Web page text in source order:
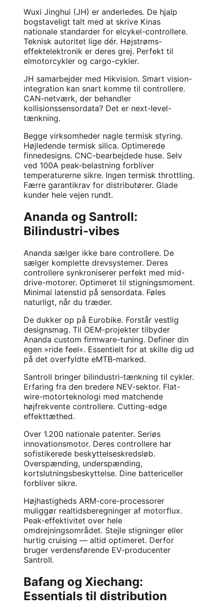
Wuxi Jinghui (JH) er anderledes. De hjalp
bogstaveligt talt med at skrive Kinas
nationale standarder for elcykel-controllere.
Teknisk autoritet lige dér. Højstrøms-
effektelektronik er deres grej. Perfekt til
elmotorcykler og cargo-cykler.
JH samarbejder med Hikvision. Smart vision-
integration kan snart komme til controllere.
CAN-netværk, der behandler
kollisionssensordata? Det er next-level-
tænkning.
Begge virksomheder nagle termisk styring.
Højledende termisk silica. Optimerede
finnedesigns. CNC-bearbejdede huse. Selv
ved 100A peak-belastning forbliver
temperaturerne sikre. Ingen termisk throttling.
Færre garantikrav for distributører. Glade
kunder hele vejen rundt.
Ananda og Santroll:
Bilindustri-vibes
Ananda sælger ikke bare controllere. De
sælger komplette drevsystemer. Deres
controllere synkroniserer perfekt med mid-
drive-motorer. Optimeret til stigningsmoment.
Minimal latenstid på sensordata. Føles
naturligt, når du træder.
De dukker op på Eurobike. Forstår vestlig
designsmag. Til OEM-projekter tilbyder
Ananda custom firmware-tuning. Definer din
egen »ride feel«. Essentielt for at skille dig ud
på det overfyldte eMTB-marked.
Santroll bringer bilindustri-tænkning til cykler.
Erfaring fra den bredere NEV-sektor. Flat-
wire-motorteknologi med matchende
højfrekvente controllere. Cutting-edge
effekttæthed.
Over 1.200 nationale patenter. Seriøs
innovationsmotor. Deres controllere har
sofistikerede beskyttelseskredsløb.
Overspænding, underspænding,
kortslutningsbeskyttelse. Dine battericeller
forbliver sikre.
Højhastigheds ARM-core-processorer
muliggør realtidsberegninger af motorflux.
Peak-effektivitet over hele
omdrejningsområdet. Stejle stigninger eller
hurtig cruising — altid optimeret. Derfor
bruger verdensførende EV-producenter
Santroll.
Bafang og Xiechang:
Essentials til distribution